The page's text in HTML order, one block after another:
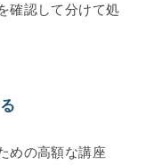
確認して分けて処
めの高額な講座